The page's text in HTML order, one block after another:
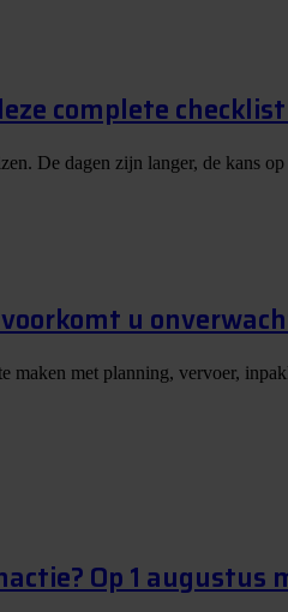
complete
De dagen zijn langer, de kans
u
maken met planning, vervoer,
Op 1 augustus